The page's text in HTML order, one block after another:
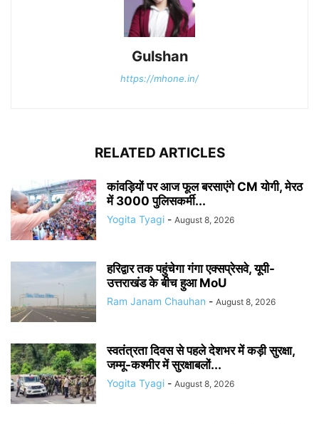
Gulshan
https://mhone.in/
RELATED ARTICLES
कांवड़ियों पर आज फूल बरसाएंगे CM योगी, मेरठ
में 3000 पुलिसकर्मी...
Yogita Tyagi - August 8, 2026
हरिद्वार तक पहुंचेगा गंगा एक्सप्रेसवे, यूपी-
उत्तराखंड के बीच हुआ MoU
Ram Janam Chauhan - August 8, 2026
स्वतंत्रता दिवस से पहले देशभर में कड़ी सुरक्षा,
जम्मू-कश्मीर में सुरक्षाबलों...
Yogita Tyagi - August 8, 2026